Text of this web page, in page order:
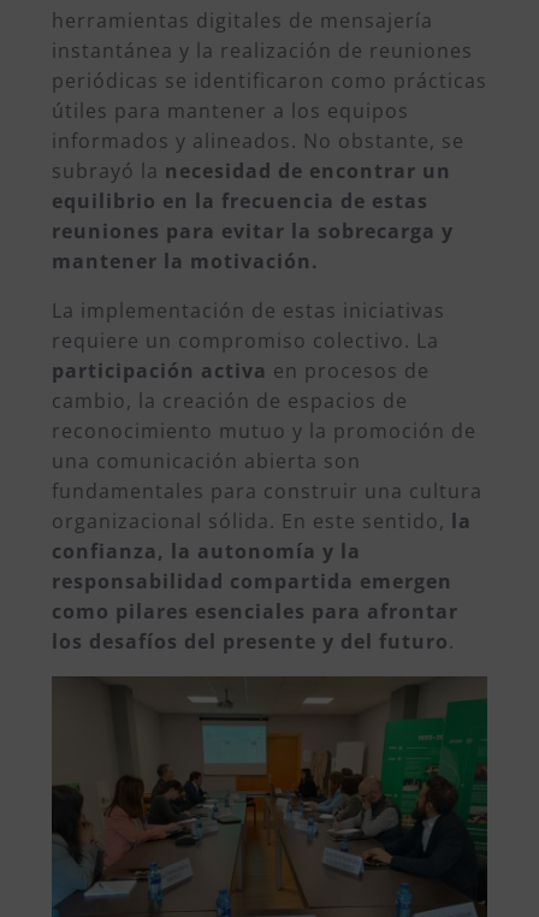
herramientas digitales de mensajería
instantánea y la realización de reuniones
periódicas se identificaron como prácticas
útiles para mantener a los equipos
informados y alineados. No obstante, se
subrayó la necesidad de encontrar un
equilibrio en la frecuencia de estas
reuniones para evitar la sobrecarga y
mantener la motivación.
La implementación de estas iniciativas
requiere un compromiso colectivo. La
participación activa en procesos de
cambio, la creación de espacios de
reconocimiento mutuo y la promoción de
una comunicación abierta son
fundamentales para construir una cultura
organizacional sólida. En este sentido, la
confianza, la autonomía y la
responsabilidad compartida emergen
como pilares esenciales para afrontar
los desafíos del presente y del futuro.